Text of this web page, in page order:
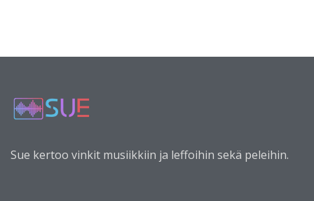
Sue kertoo vinkit musiikkiin ja leffoihin sekä peleihin.